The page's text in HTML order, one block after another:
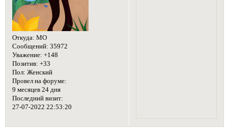
Откуда: МО
Сообщений: 35972
Уважение: +148
Позитив: +33
Пол: Женский
Провел на форуме:
9 месяцев 24 дня
Последний визит:
27-07-2022 22:53:20